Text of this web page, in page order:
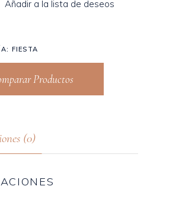
Añadir a la lista de deseos
FIESTA
Productos
(0)